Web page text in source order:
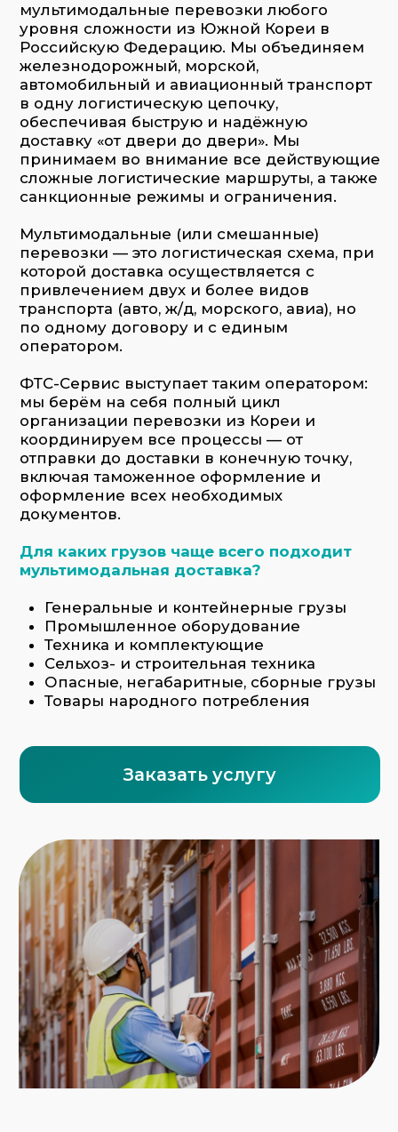
Заказать услугу
Мультимодальные (или смешанные)
перевозки — это логистическая схема, при
которой доставка осуществляется с
привлечением двух и более видов
транспорта (авто, ж/д, морского, авиа), но
по одному договору и с единым
оператором.
ФТС-Сервис выступает таким оператором:
мы берём на себя полный цикл
организации перевозки из Кореи и
координируем все процессы — от
отправки до доставки в конечную точку,
включая таможенное оформление и
оформление всех необходимых
Для каких грузов чаще всего подходит
мультимодальная доставка?
Генеральные и контейнерные грузы
Промышленное оборудование
Техника и комплектующие
Сельхоз- и строительная техника
Опасные, негабаритные, сборные грузы
Товары народного потребления
Доставка в регионы России, где нет
Ввоз и вывоз товаров в/из стран СНГ
и ЕАЭС
Сложные маршруты с необходимостью
портовой перевалки
обстоятельствах: